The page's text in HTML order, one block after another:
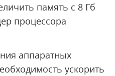
память с 8 Гб
процессора
аппаратных
ускорить